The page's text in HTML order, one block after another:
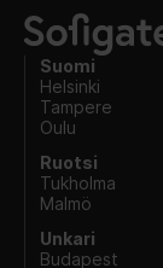
Suomi
Helsinki
Tampere
Oulu
Ruotsi
Tukholma
Malmö
Unkari
Budapest